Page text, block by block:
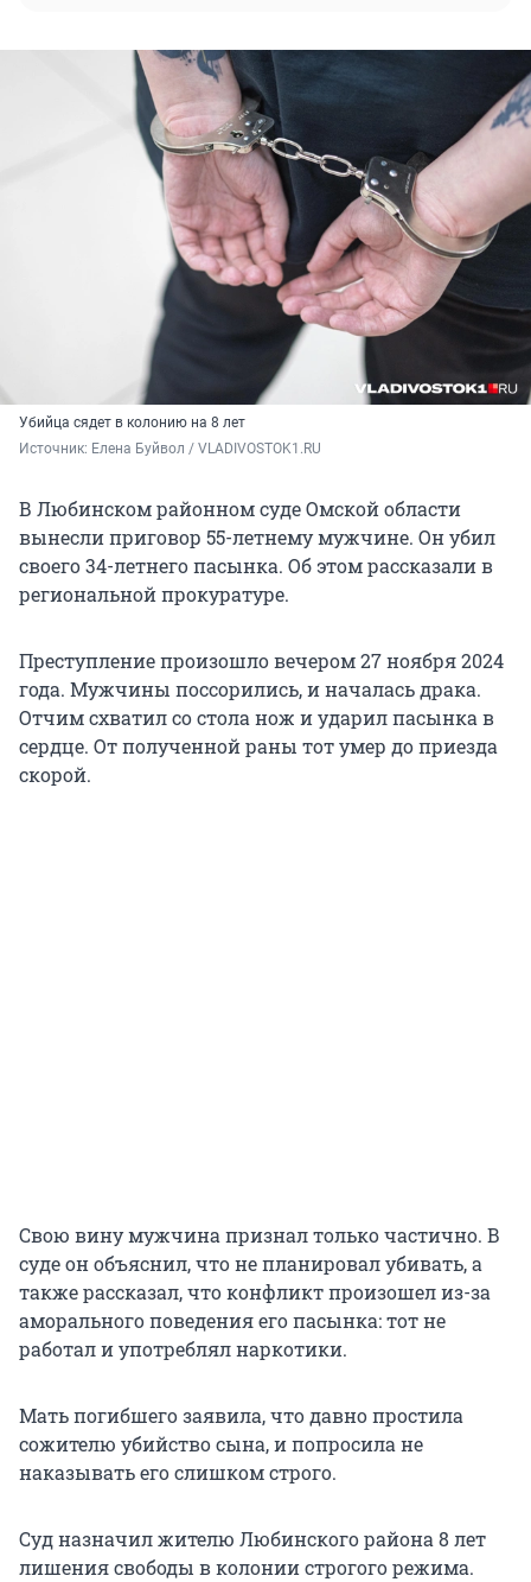
Убийца сядет в колонию на 8 лет
Источник: Елена Буйвол / VLADIVOSTOK1.RU
В Любинском районном суде Омской области
вынесли приговор 55-летнему мужчине. Он убил
своего 34-летнего пасынка. Об этом рассказали в
региональной прокуратуре.
Преступление произошло вечером 27 ноября 2024
года. Мужчины поссорились, и началась драка.
Отчим схватил со стола нож и ударил пасынка в
сердце. От полученной раны тот умер до приезда
скорой.
Свою вину мужчина признал только частично. В
суде он объяснил, что не планировал убивать, а
также рассказал, что конфликт произошел из-за
аморального поведения его пасынка: тот не
работал и употреблял наркотики.
Мать погибшего заявила, что давно простила
сожителю убийство сына, и попросила не
наказывать его слишком строго.
Суд назначил жителю Любинского района 8 лет
лишения свободы в колонии строгого режима.